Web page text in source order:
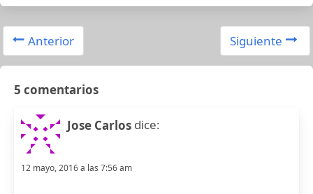
Anterior Siguiente
5 comentarios
Jose Carlos dice:
12 mayo, 2016 a las 7:56 am